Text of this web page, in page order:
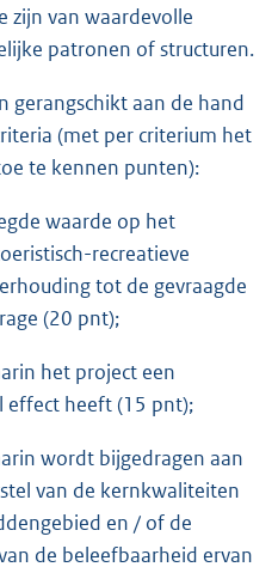
zijn van waardevolle
patronen of structuren.
gerangschikt aan de hand
(met per criterium het
te kennen punten):
waarde op het
recreatieve
tot de gevraagde
(20 pnt);
het project een
effect heeft (15 pnt);
wordt bijgedragen aan
van de kernkwaliteiten
en / of de
de beleefbaarheid ervan